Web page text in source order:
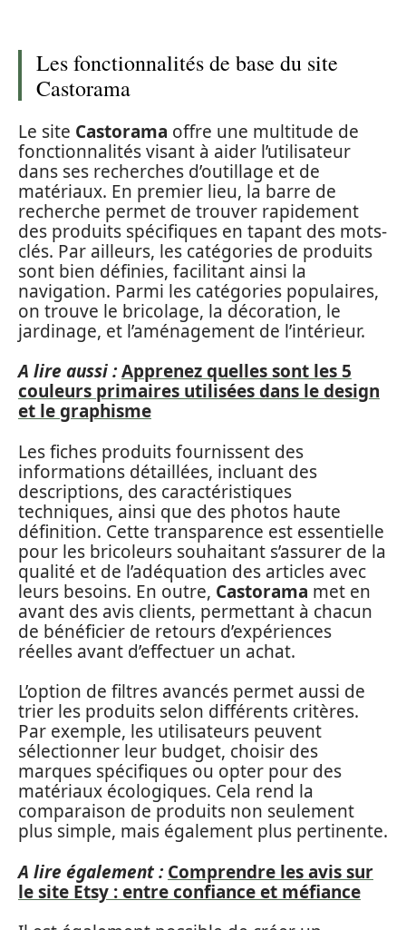
Les fonctionnalités de base du site
Castorama
Le site Castorama offre une multitude de
fonctionnalités visant à aider l’utilisateur
dans ses recherches d’outillage et de
matériaux. En premier lieu, la barre de
recherche permet de trouver rapidement
des produits spécifiques en tapant des mots-
clés. Par ailleurs, les catégories de produits
sont bien définies, facilitant ainsi la
navigation. Parmi les catégories populaires,
on trouve le bricolage, la décoration, le
jardinage, et l’aménagement de l’intérieur.
A lire aussi :Apprenez quelles sont les 5
couleurs primaires utilisées dans le design
et le graphisme
Les fiches produits fournissent des
informations détaillées, incluant des
descriptions, des caractéristiques
techniques, ainsi que des photos haute
définition. Cette transparence est essentielle
pour les bricoleurs souhaitant s’assurer de la
qualité et de l’adéquation des articles avec
leurs besoins. En outre, Castorama met en
avant des avis clients, permettant à chacun
de bénéficier de retours d’expériences
réelles avant d’effectuer un achat.
L’option de filtres avancés permet aussi de
trier les produits selon différents critères.
Par exemple, les utilisateurs peuvent
sélectionner leur budget, choisir des
marques spécifiques ou opter pour des
matériaux écologiques. Cela rend la
comparaison de produits non seulement
plus simple, mais également plus pertinente.
A lire également : Comprendre les avis sur
le site Etsy : entre confiance et méfiance